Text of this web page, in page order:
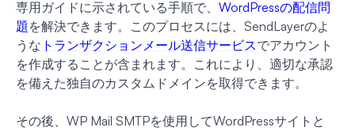
専用ガイドに示されている手順で、 WordPressの配信問
題を解決できます。このプロセスには、SendLayerのよ
うな トランザクションメール送信サービスでアカウント
を作成することが含まれます。これにより、適切な承認
を備えた独自のカスタムドメインを取得できます。
その後、WP Mail SMTPを使用してWordPressサイトと